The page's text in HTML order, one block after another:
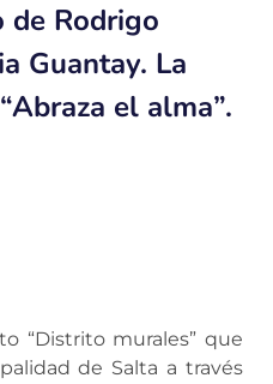
de Rodrigo
Guantay. La
el alma”.
“Distrito murales” que
de Salta a través